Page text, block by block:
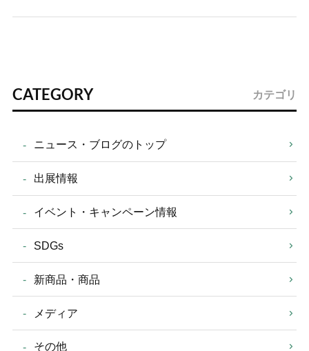
CATEGORY カテゴリ
ニュース・ブログのトップ
出展情報
イベント・キャンペーン情報
SDGs
新商品・商品
メディア
その他